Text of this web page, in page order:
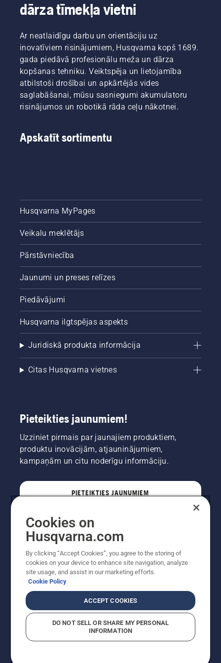
motorzāģa
veidu un
dārza tīmekļa vietni
Ar neatlaidīgu darbu un orientāciju uz
inovatīviem risinājumiem, Husqvarna kopš 1689.
gada piedāvā profesionālu meža un dārza
kopšanas tehniku. Veiktspēja un lietojamība
atbilstoši drošībai un apkārtējās vides
saglabāšanai, mūsu sasniegumi akumulatoru
risinājumos un robotikā rāda ceļu nākotnei.
Apskatīt sortimentu
Husqvarna MyPages
Veikalu meklētājs
Pārstāvniecība
Jaunumi un preses relīzes
Piedāvājumi
Husqvarna ilgtspējas aspekts
Juridiskā produkta informācija
Citas Husqvarna vietnes
Pieteikties jaunumiem!
Uzziniet pirmais par jaunajiem produktiem,
produktu inovācijām, atjauninājumiem,
kampaņām un citu noderīgu informāciju.
PIETEIKTIES JAUNUMIEM
Autortiesības — 2022 Husqvarna AB (publ). Visas
Cookies on
Husqvarna.com
By clicking “Accept Cookies”, you agree to the storing of
cookies on your device to enhance site navigation, analyze
site usage, and assist in our marketing efforts.
Cookie Policy
ACCEPT COOKIES
DO NOT SELL OR SHARE MY PERSONAL
INFORMATION